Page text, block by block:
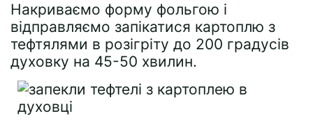
Накриваємо форму фольгою і
відправляємо запікатися картоплю з
тефтялями в розігріту до 200 градусів
духовку на 45-50 хвилин.